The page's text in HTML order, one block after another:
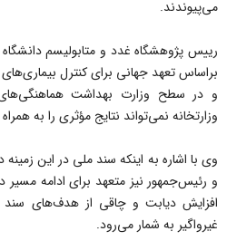
می‌پیوندند.
رییس پژوهشگاه غدد و متابولیسم
براساس تعهد جهانی برای کنترل بیماری‌های
و در سطح وزارت بهداشت
وزارتخانه نمی‌تواند نتایج مؤثری را به
وی با اشاره به اینکه سند ملی در این
و رئیس‌جمهور نیز متعهد برای ادامه
افزایش دیابت و چاقی از هدف‌های سند
غیرواگیر به شمار می‌رود.